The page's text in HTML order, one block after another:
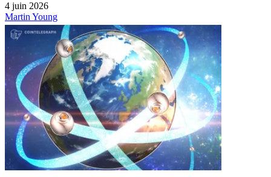
4 juin 2026
Martin Young